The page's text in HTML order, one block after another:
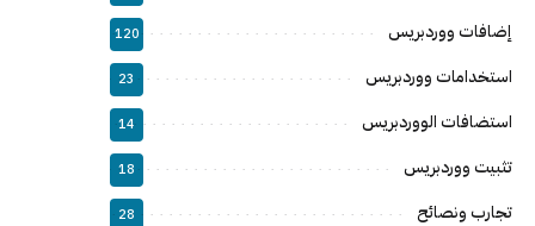
إضافات ووردبريس 120
استخدامات ووردبريس 23
استضافات الووردبريس 14
تثبيت ووردبريس 18
تجارب ونصائح 28